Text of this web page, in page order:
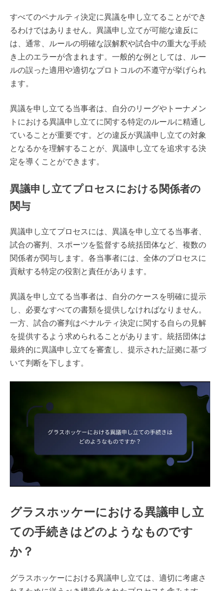
すべてのペナルティ決定に異議を申し立てることができ
るわけではありません。異議申し立てが可能な違反に
は、通常、ルールの明確な誤解釈や試合中の重大な手続
き上のエラーが含まれます。一般的な例としては、ルー
ルの誤った適用や適切なプロトコルの不遵守が挙げられ
ます。
異議を申し立てる当事者は、自分のリーグやトーナメン
トにおける異議申し立てに関する特定のルールに精通し
ていることが重要です。どの違反が異議申し立ての対象
となるかを理解することが、異議申し立てを追求する決
定を導くことができます。
異議申し立てプロセスにおける関係者の
関与
異議申し立てプロセスには、異議を申し立てる当事者、
試合の審判、スポーツを監督する統括団体など、複数の
関係者が関与します。各当事者には、全体のプロセスに
貢献する特定の役割と責任があります。
異議を申し立てる当事者は、自分のケースを明確に提示
し、必要なすべての書類を提供しなければなりません。
一方、試合の審判はペナルティ決定に関する自らの見解
を提供するよう求められることがあります。統括団体は
最終的に異議申し立てを審査し、提示された証拠に基づ
いて判断を下します。
グラスホッケーにおける異議申し立
ての手続きはどのようなものです
か？
グラスホッケーにおける異議申し立ては、適切に考慮さ